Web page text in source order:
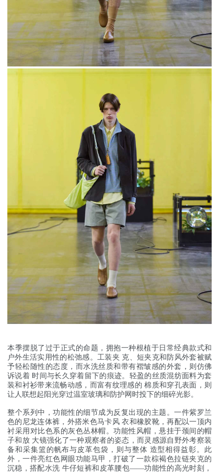
本季摆脱了过于正式的命题，拥抱一种根植于日常经典款式和
户外生活实用性的松弛感。工装夹 克、短夹克和防风外套被赋
予轻松随性的态度，而水洗丝质和带有褶皱感的外套，则仿佛
诉说着 时间与长久穿着留下的痕迹。轻盈的丝质混纺面料为套
装和衬衫带来流畅动感，而富有纹理感的 棉质和穿孔表面，则
让人联想起阳光穿过温室玻璃和防护网时投下的细碎光影。
整个系列中，功能性的细节成为反复出现的主题。一件紫罗兰
色的尼龙连体裤，外搭米色马卡风 衣和橡胶靴，再配以一顶内
衬采用对比色系的灰色丛林帽。功能性风帽，悬挂于颈间的帽
子和放 大镜强化了一种观察者的姿态，而灵感源自野外考察装
备和采集篮的帆布与皮革包袋，则与整体 造型相得益彰。此
外，一件亮红色网眼功能马甲，打破了一款棕褐色拉链夹克的
沉稳，搭配水洗 牛仔短裤和皮革腰包——功能性的高光时刻，